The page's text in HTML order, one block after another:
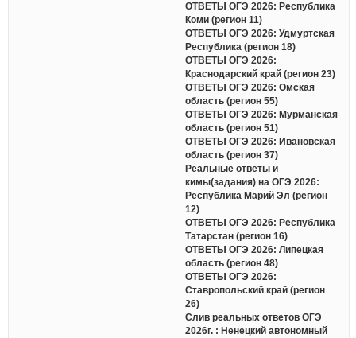
ОТВЕТЫ ОГЭ 2026: Республика
Коми (регион 11)
ОТВЕТЫ ОГЭ 2026: Удмуртская
Республика (регион 18)
ОТВЕТЫ ОГЭ 2026:
Краснодарский край (регион 23)
ОТВЕТЫ ОГЭ 2026: Омская
область (регион 55)
ОТВЕТЫ ОГЭ 2026: Мурманская
область (регион 51)
ОТВЕТЫ ОГЭ 2026: Ивановская
область (регион 37)
Реальные ответы и
кимы(задания) на ОГЭ 2026:
Республика Марий Эл (регион
12)
ОТВЕТЫ ОГЭ 2026: Республика
Татарстан (регион 16)
ОТВЕТЫ ОГЭ 2026: Липецкая
область (регион 48)
ОТВЕТЫ ОГЭ 2026:
Ставропольский край (регион
26)
Слив реальных ответов ОГЭ
2026г. : Ненецкий автономный